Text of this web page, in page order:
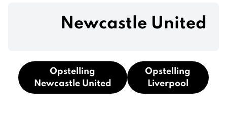
Newcastle United
Opstelling
Newcastle United
Opstelling
Liverpool